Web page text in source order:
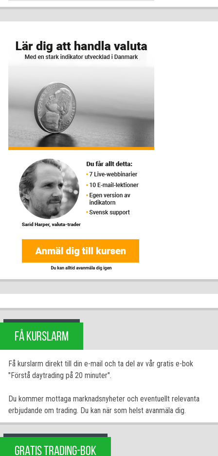
FÅ KURSLARM
Få kurslarm direkt till din e-mail och ta del av vår gratis e-bok
"Förstå daytrading på 20 minuter".
Du kommer mottaga marknadsnyheter och eventuellt relevanta
erbjudande om trading. Du kan när som helst avanmäla dig.
GRATIS TRADING-BOK